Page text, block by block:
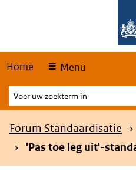
Home Menu
Voer
uw
zoekterm
Kruimelpad
Forum Standaardisatie
'Pas toe leg uit'-